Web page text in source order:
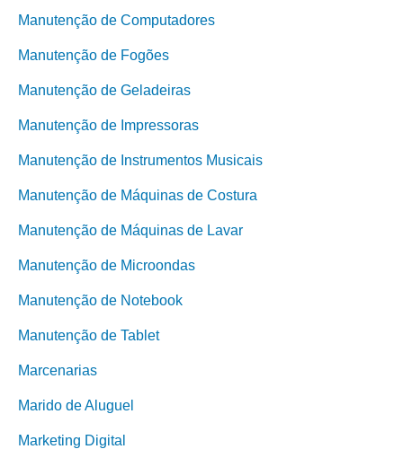
Manutenção de Computadores
Manutenção de Fogões
Manutenção de Geladeiras
Manutenção de Impressoras
Manutenção de Instrumentos Musicais
Manutenção de Máquinas de Costura
Manutenção de Máquinas de Lavar
Manutenção de Microondas
Manutenção de Notebook
Manutenção de Tablet
Marcenarias
Marido de Aluguel
Marketing Digital